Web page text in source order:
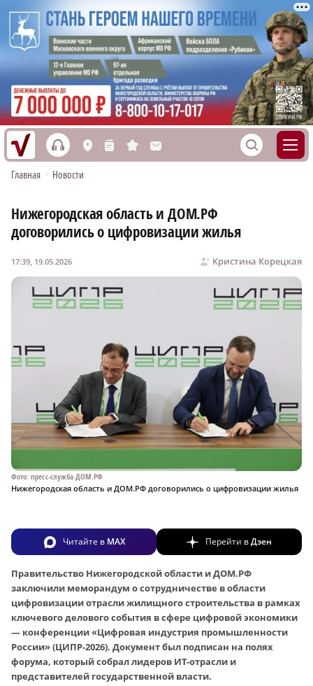
h L n s M S
Главная • Новости
Нижегородская область и ДОМ.РФ
договорились о цифровизации жилья
Кристина Корецкая
17:39, 19.05.2026
Фото: пресс-служба ДОМ.РФ
Нижегородская область и ДОМ.РФ договорились о цифровизации жилья
Читайте в MAX Перейти вДзен
Правительство Нижегородской области и ДОМ.РФ
заключили меморандум о сотрудничестве в области
цифровизации отрасли жилищного строительства в рамках
ключевого делового события в сфере цифровой экономики
— конференции «Цифровая индустрия промышленности
России» (ЦИПР-2026). Документ был подписан на полях
форума, который собрал лидеров ИТ-отрасли и
представителей государственной власти.